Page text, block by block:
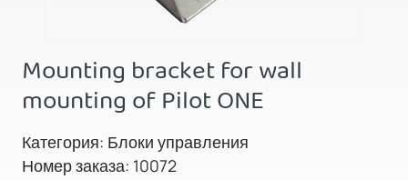
Mounting bracket for wall
mounting of Pilot ONE
Категория: Блоки управления
Номер заказа: 10072